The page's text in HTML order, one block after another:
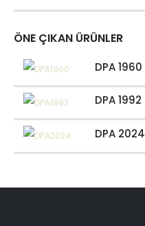
ÖNE ÇIKAN ÜRÜNLER
DPA 1960
DPA 1992
DPA 2024